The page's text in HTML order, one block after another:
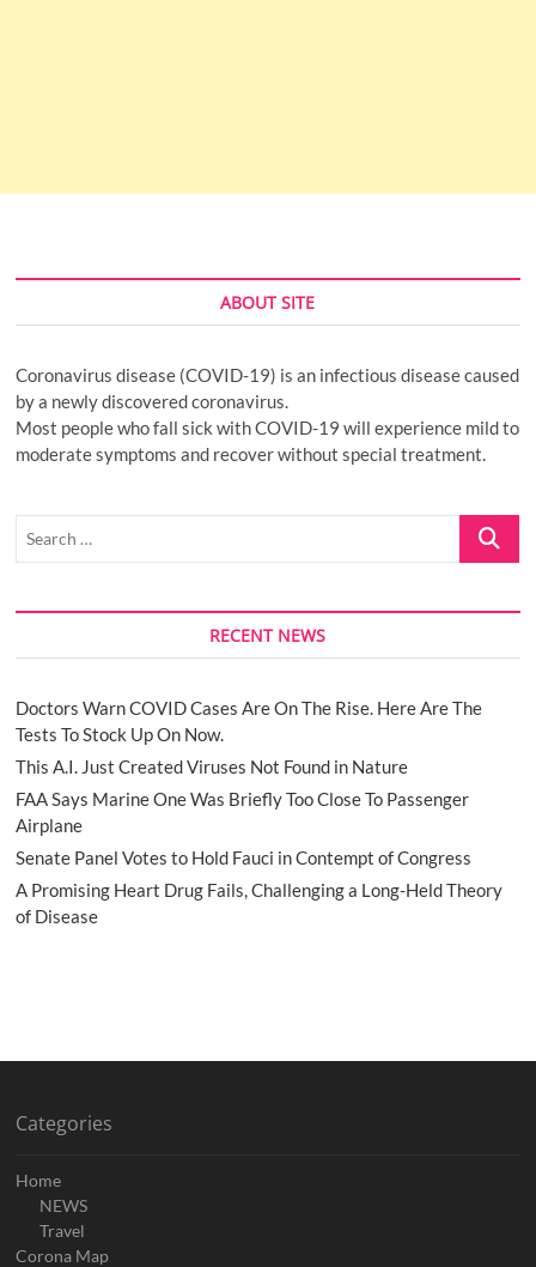
ABOUT SITE
Coronavirus disease (COVID-19) is an infectious disease caused
by a newly discovered coronavirus.
Most people who fall sick with COVID-19 will experience mild to
moderate symptoms and recover without special treatment.
Search
RECENT NEWS
Doctors Warn COVID Cases Are On The Rise. Here Are The
Tests To Stock Up On Now.
This A.I. Just Created Viruses Not Found in Nature
FAA Says Marine One Was Briefly Too Close To Passenger
Airplane
Senate Panel Votes to Hold Fauci in Contempt of Congress
A Promising Heart Drug Fails, Challenging a Long-Held Theory
of Disease
Categories
Home
NEWS
Travel
Corona Map